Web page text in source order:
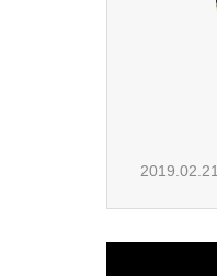
2019.02.21